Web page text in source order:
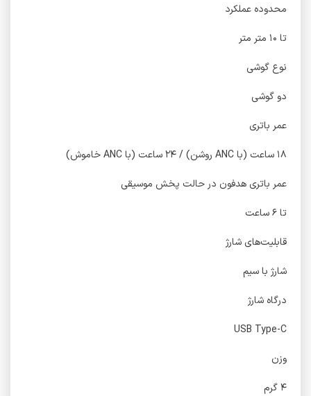
محدوده عملکرد
تا ۱۰ متر متر
نوع گوشی
دو گوشی
عمر باتری
۱۸ ساعت (با ANC روشن) / ۲۴ ساعت (با ANC خاموش)
عمر باتری هدفون در حالت پخش موسیقی
تا ۶ ساعت
قابلیت‌های شارژ
شارژ با سیم
درگاه شارژ
USB Type-C
وزن
۴ گرم